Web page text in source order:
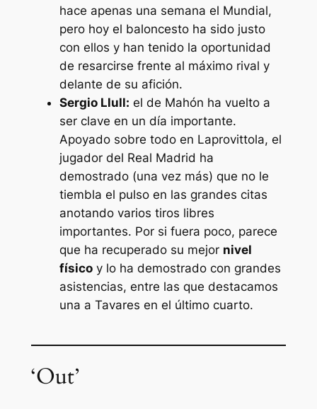
hace apenas una semana el Mundial,
pero hoy el baloncesto ha sido justo
con ellos y han tenido la oportunidad
de resarcirse frente al máximo rival y
delante de su afición.
Sergio Llull: el de Mahón ha vuelto a
ser clave en un día importante.
Apoyado sobre todo en Laprovittola, el
jugador del Real Madrid ha
demostrado (una vez más) que no le
tiembla el pulso en las grandes citas
anotando varios tiros libres
importantes. Por si fuera poco, parece
que ha recuperado su mejor nivel
físicoy lo ha demostrado con grandes
asistencias, entre las que destacamos
una a Tavares en el último cuarto.
‘Out’